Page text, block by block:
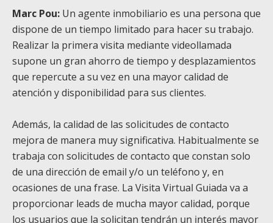
Marc Pou: Un agente inmobiliario es una persona que
dispone de un tiempo limitado para hacer su trabajo.
Realizar la primera visita mediante videollamada
supone un gran ahorro de tiempo y desplazamientos
que repercute a su vez en una mayor calidad de
atención y disponibilidad para sus clientes.
Además, la calidad de las solicitudes de contacto
mejora de manera muy significativa. Habitualmente se
trabaja con solicitudes de contacto que constan solo
de una dirección de email y/o un teléfono y, en
ocasiones de una frase. La Visita Virtual Guiada va a
proporcionar leads de mucha mayor calidad, porque
los usuarios que la solicitan tendrán un interés mayor